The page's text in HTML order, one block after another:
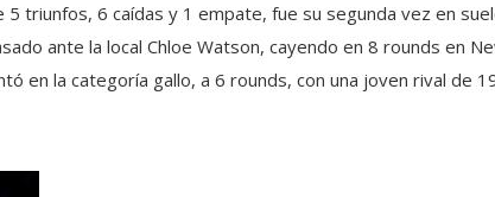
triunfos, 6 caídas y 1 empate, fue su segunda vez en
ante la local Chloe Watson, cayendo en 8 rounds en
en la categoría gallo, a 6 rounds, con una joven rival de